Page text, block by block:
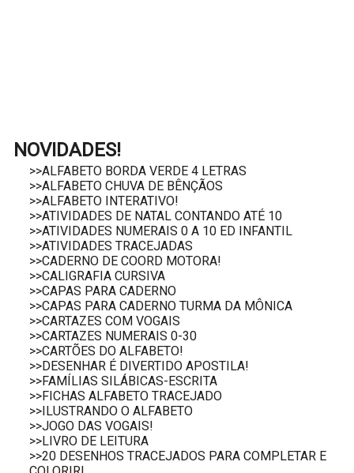
NOVIDADES!
>>ALFABETO BORDA VERDE 4 LETRAS
>>ALFABETO CHUVA DE BÊNÇÃOS
>>ALFABETO INTERATIVO!
>>ATIVIDADES DE NATAL CONTANDO ATÉ 10
>>ATIVIDADES NUMERAIS 0 A 10 ED INFANTIL
>>ATIVIDADES TRACEJADAS
>>CADERNO DE COORD MOTORA!
>>CALIGRAFIA CURSIVA
>>CAPAS PARA CADERNO
>>CAPAS PARA CADERNO TURMA DA MÔNICA
>>CARTAZES COM VOGAIS
>>CARTAZES NUMERAIS 0-30
>>CARTÕES DO ALFABETO!
>>DESENHAR É DIVERTIDO APOSTILA!
>>FAMÍLIAS SILÁBICAS-ESCRITA
>>FICHAS ALFABETO TRACEJADO
>>ILUSTRANDO O ALFABETO
>>JOGO DAS VOGAIS!
>>LIVRO DE LEITURA
>>20 DESENHOS TRACEJADOS PARA COMPLETAR E